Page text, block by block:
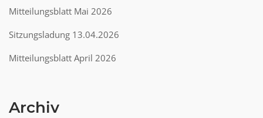
Mitteilungsblatt Mai 2026
Sitzungsladung 13.04.2026
Mitteilungsblatt April 2026
Archiv